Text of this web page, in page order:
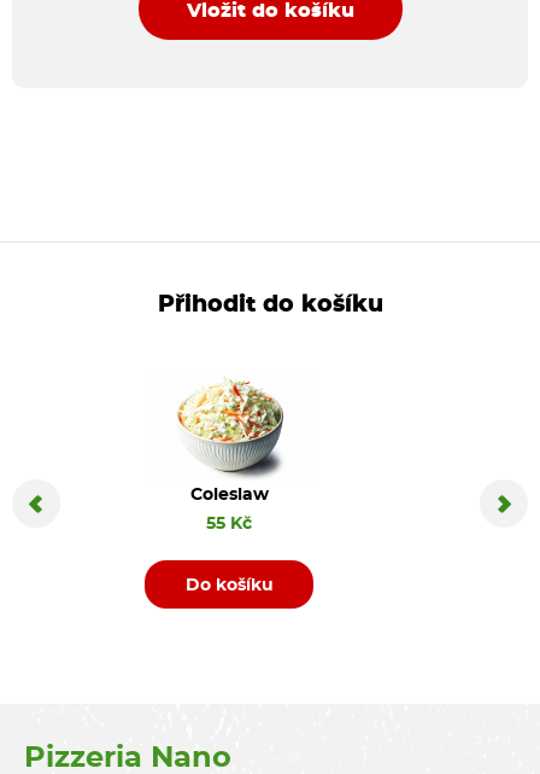
Vložit do košíku
Přihodit do košíku
Coleslaw
55 Kč
Do košíku
Coca
Pizzeria Nano